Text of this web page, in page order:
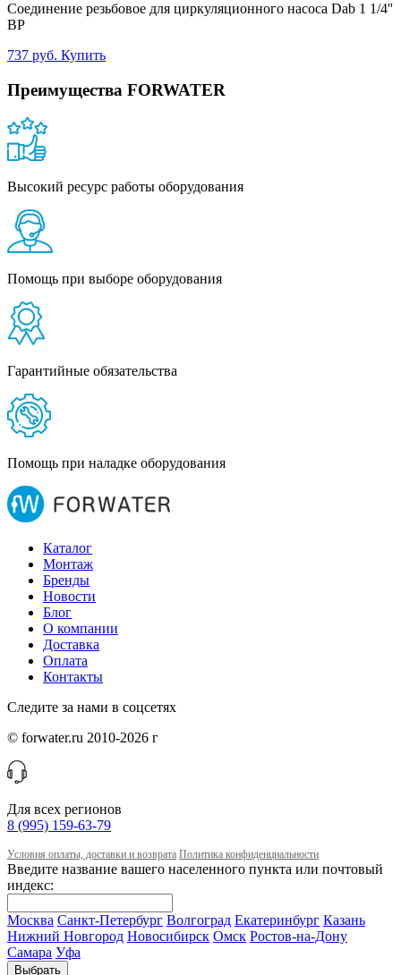
Соединение резьбовое для циркуляционного насоса Dab 1 1/4''
ВР
737 руб. Купить
Преимущества FORWATER
Высокий ресурс работы оборудования
Помощь при выборе оборудования
Гарантийные обязательства
Помощь при наладке оборудования
Каталог
Монтаж
Бренды
Новости
Блог
О компании
Доставка
Оплата
Контакты
Следите за нами в соцсетях
© forwater.ru 2010-2026 г
Для всех регионов
8 (995) 159-63-79
Условия оплаты, доставки и возврата Политика конфиденциальности
Введите название вашего населенного пункта или почтовый
индекс:
Москва Санкт-Петербург Волгоград Екатеринбург Казань
Нижний Новгород Новосибирск Омск Ростов-на-Дону
Самара Уфа